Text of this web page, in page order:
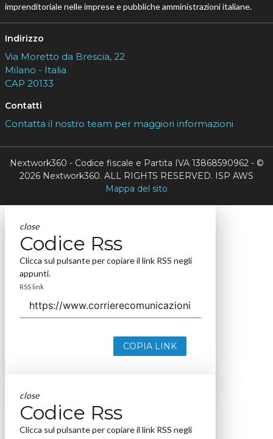
imprenditoriale nelle imprese e pubbliche amministrazioni italiane.
Indirizzo
Via Moretto da Brescia, 22
Milano - Italia
CAP 20133
Contatti
Contatta il nostro team per maggiori informazioni
Nextwork360 - Codice fiscale e Partita IVA 13868590962 - ©
2026 Nextwork360. ALL RIGHTS RESERVED. ISP AWS
Mappa del sito
close
Codice Rss
Clicca sul pulsante per copiare il link RSS negli
appunti.
RSS link
COPIA LINK
close
Codice Rss
Clicca sul pulsante per copiare il link RSS negli